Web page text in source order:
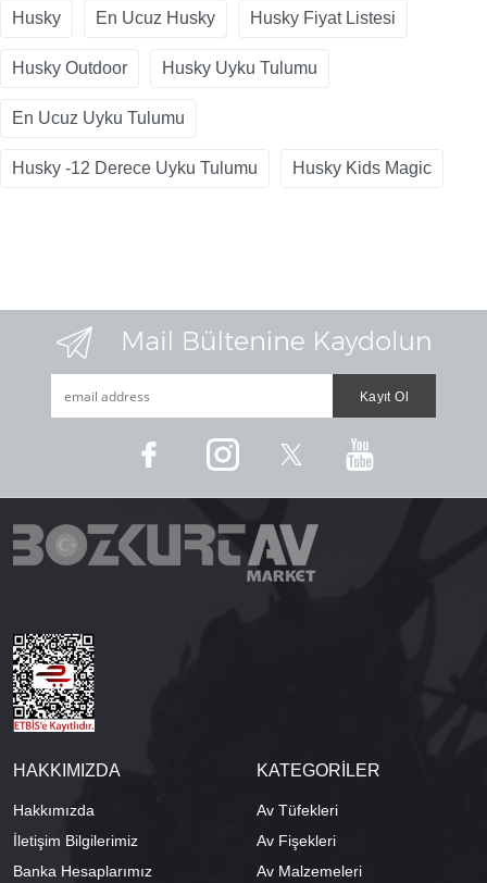
Husky En Ucuz Husky Husky Fiyat Listesi
Husky Outdoor Husky Uyku Tulumu
En Ucuz Uyku Tulumu
Husky -12 Derece Uyku Tulumu Husky Kids Magic
HAKKIMIZDA
Hakkımızda
İletişim Bilgilerimiz
Banka Hesaplarımız
KATEGORİLER
Av Tüfekleri
Av Fişekleri
Av Malzemeleri